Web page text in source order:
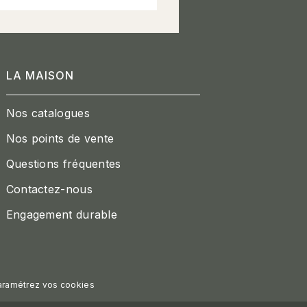
LA MAISON
Nos catalogues
Nos points de vente
Questions fréquentes
Contactez-nous
Engagement durable
vos cookies